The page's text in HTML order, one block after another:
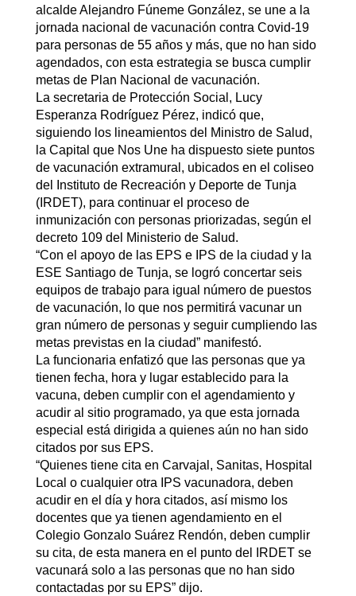
alcalde Alejandro Fúneme González, se une a la
jornada nacional de vacunación contra Covid-19
para personas de 55 años y más, que no han sido
agendados, con esta estrategia se busca cumplir
metas de Plan Nacional de vacunación.
La secretaria de Protección Social, Lucy
Esperanza Rodríguez Pérez, indicó que,
siguiendo los lineamientos del Ministro de Salud,
la Capital que Nos Une ha dispuesto siete puntos
de vacunación extramural, ubicados en el coliseo
del Instituto de Recreación y Deporte de Tunja
(IRDET), para continuar el proceso de
inmunización con personas priorizadas, según el
decreto 109 del Ministerio de Salud.
“Con el apoyo de las EPS e IPS de la ciudad y la
ESE Santiago de Tunja, se logró concertar seis
equipos de trabajo para igual número de puestos
de vacunación, lo que nos permitirá vacunar un
gran número de personas y seguir cumpliendo las
metas previstas en la ciudad” manifestó.
La funcionaria enfatizó que las personas que ya
tienen fecha, hora y lugar establecido para la
vacuna, deben cumplir con el agendamiento y
acudir al sitio programado, ya que esta jornada
especial está dirigida a quienes aún no han sido
citados por sus EPS.
“Quienes tiene cita en Carvajal, Sanitas, Hospital
Local o cualquier otra IPS vacunadora, deben
acudir en el día y hora citados, así mismo los
docentes que ya tienen agendamiento en el
Colegio Gonzalo Suárez Rendón, deben cumplir
su cita, de esta manera en el punto del IRDET se
vacunará solo a las personas que no han sido
contactadas por su EPS” dijo.